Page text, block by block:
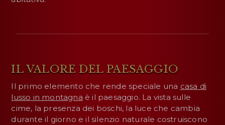
IL VALORE DEL PAESAGGIO
Il primo elemento che rende speciale una casa di
lusso in montagna è il paesaggio. La vista sulle
cime, la presenza dei boschi, la luce che cambia
durante il giorno e il silenzio naturale costruiscono